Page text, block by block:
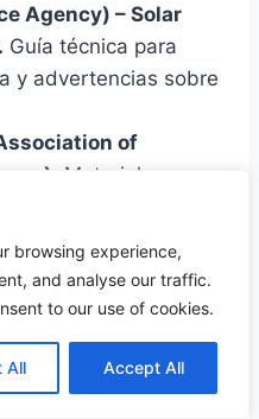
browsing experience,
and analyse our traffic.
to our use of cookies.
All Accept All
Agency) – Solar
Guía técnica para
y advertencias sobre
of
Material
solar, Sun
Eclipses and Safe
Revisión
↑ Volver al índice